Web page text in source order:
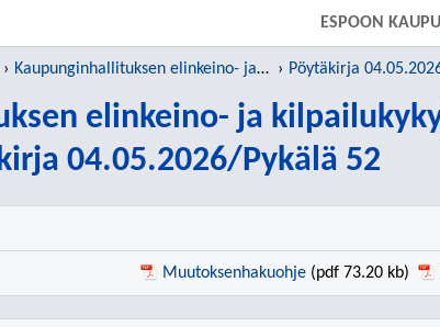
ESPOON
Kaupunginhallituksen elinkeino- ja kilpailukykyjaosto Pöytäkirja
elinkeino- ja
04.05.2026/Pykälä 52
Muutoksenhakuohje (pdf 73.20 kb)